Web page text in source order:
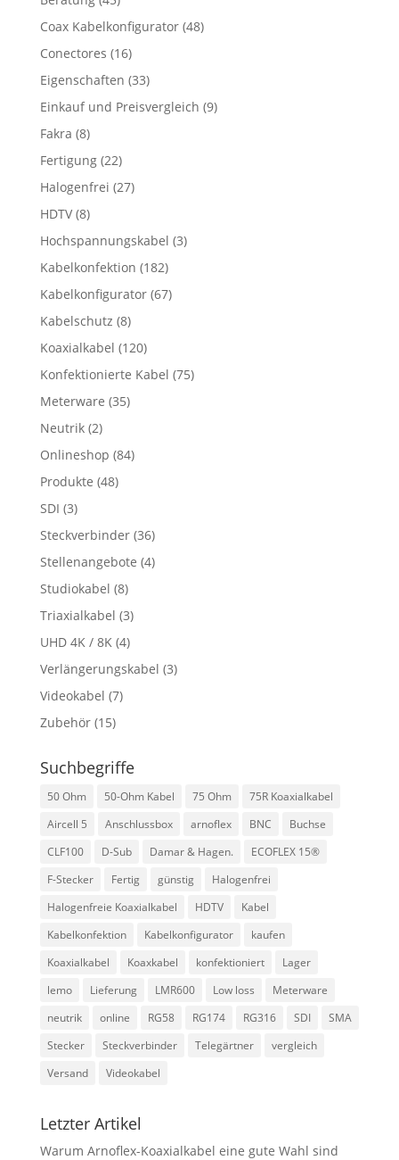
Coax Kabelkonfigurator(48)
Conectores (16)
Eigenschaften (33)
Einkauf und Preisvergleich (9)
Fakra (8)
Fertigung(22)
Halogenfrei (27)
HDTV(8)
Hochspannungskabel (3)
Kabelkonfektion (182)
Kabelkonfigurator(67)
Kabelschutz (8)
Koaxialkabel (120)
Konfektionierte Kabel (75)
Meterware (35)
Neutrik(2)
Onlineshop (84)
Produkte (48)
SDI (3)
Steckverbinder(36)
Stellenangebote (4)
Studiokabel (8)
Triaxialkabel (3)
UHD 4K / 8K (4)
Verlängerungskabel (3)
Videokabel (7)
Zubehör(15)
Suchbegriffe
50 Ohm 50-Ohm Kabel 75 Ohm
75R Koaxialkabel
Aircell 5
Anschlussbox arnoflex BNC
Buchse
CLF100
D-Sub Damar & Hagen.
ECOFLEX 15®
F-Stecker
Fertig günstig
Halogenfrei
Halogenfreie Koaxialkabel
HDTV
Kabel
Kabelkonfektion
Kabelkonfigurator
kaufen
Koaxialkabel
Koaxkabel konfektioniert
Lager
lemo
Lieferung LMR600 Low loss
Meterware
neutrik
online RG58 RG174 RG316 SDI
SMA
Stecker
Steckverbinder Telegärtner
vergleich
Versand
Videokabel
Letzter Artikel
Warum Arnoflex-Koaxialkabel eine gute Wahl sind